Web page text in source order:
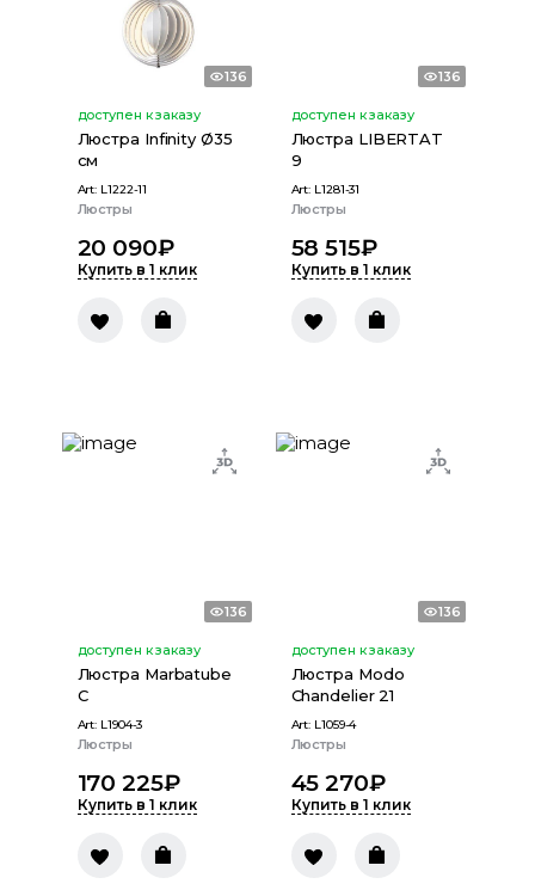
136
доступен к заказу
Люстра Infinity Ø35
см
Art: L1222-11
Люстры
20 090₽
Купить в 1 клик
136
доступен к заказу
Люстра LIBERTAT
9
Art: L1281-31
Люстры
58 515₽
Купить в 1 клик
136
доступен к заказу
Люстра Marbatube
C
Art: L1904-3
Люстры
170 225₽
Купить в 1 клик
136
доступен к заказу
Люстра Modo
Chandelier 21
Art: L1059-4
Люстры
45 270₽
Купить в 1 клик